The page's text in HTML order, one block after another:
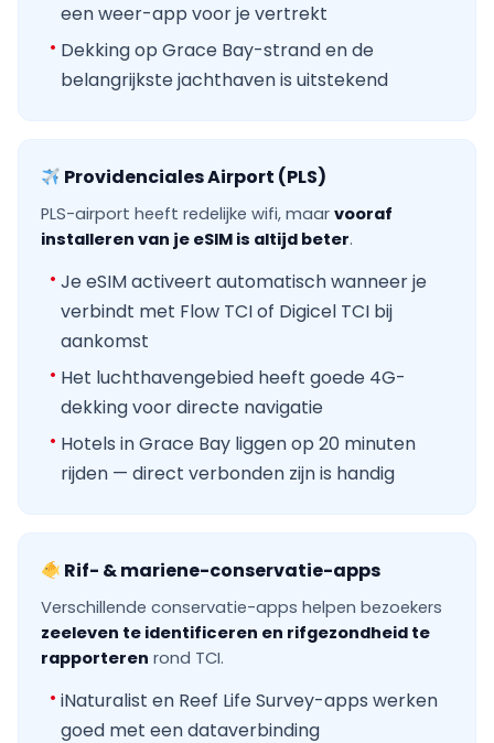
een weer-app voor je vertrekt
Dekking op Grace Bay-strand en de
belangrijkste jachthaven is uitstekend
Providenciales Airport (PLS)
PLS-airport heeft redelijke wifi, maar vooraf
installeren van je eSIM is altijd beter.
Je eSIM activeert automatisch wanneer je
verbindt met Flow TCI of Digicel TCI bij
aankomst
Het luchthavengebied heeft goede 4G-
dekking voor directe navigatie
Hotels in Grace Bay liggen op 20 minuten
rijden — direct verbonden zijn is handig
Rif- & mariene-conservatie-apps
Verschillende conservatie-apps helpen bezoekers
zeeleven te identificeren en rifgezondheid te
rapporteren rond TCI.
iNaturalist en Reef Life Survey-apps werken
goed met een dataverbinding